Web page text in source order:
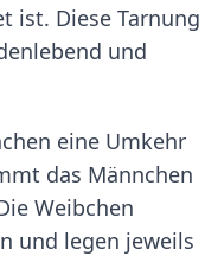
ist. Diese Tarnung
und
eine Umkehr
das Männchen
Weibchen
und legen jeweils